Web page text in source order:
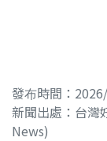
發布時間：
新聞出處：台灣
News)